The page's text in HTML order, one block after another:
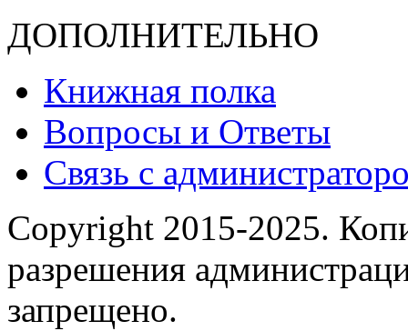
ДОПОЛНИТЕЛЬНО
Книжная полка
Вопросы и Ответы
Связь с
Copyright 2015-2025.
разрешения
запрещено.